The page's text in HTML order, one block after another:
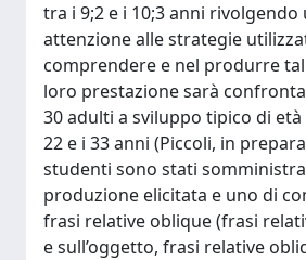
tra i 9;2 e i 10;3 anni
attenzione alle strategie
comprendere e nel produrre
loro prestazione sarà
30 adulti a sviluppo tipico di
22 e i 33 anni (Piccoli, in
studenti sono stati
produzione elicitata e uno di
frasi relative oblique (frasi
e sull’oggetto, frasi relative